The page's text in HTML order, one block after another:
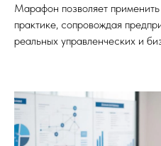
Марафон позволяет
практике, сопровождая
реальных управленческих и